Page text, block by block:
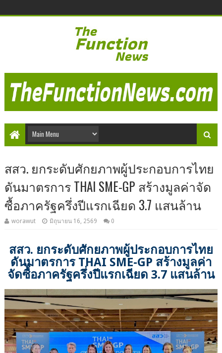
สสว. ยกระดับศักยภาพผู้ประกอบการไทย
ดันมาตรการ THAI SME-GP สร้างมูลค่าจัด
ซื้อภาครัฐครึ่งปีแรกเฉียด 3.7 แสนล้าน
worawut มิถุนายน 16, 2569 0
สสว. ยกระดับศักยภาพผู้ประกอบการไทย
ดันมาตรการ THAI SME-GP สร้างมูลค่า
จัดซื้อภาครัฐครึ่งปีแรกเฉียด 3.7 แสนล้าน